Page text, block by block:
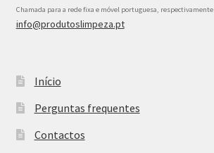
Chamada para a rede fixa e móvel portuguesa, respectivamente
info@produtoslimpeza.pt
Início
Perguntas frequentes
Contactos